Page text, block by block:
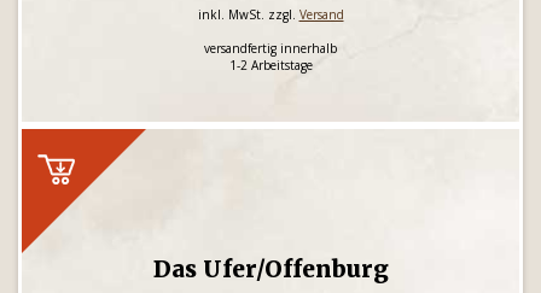
inkl. MwSt. zzgl. Versand
versandfertig innerhalb
1-2 Arbeitstage
Das Ufer/Offenburg